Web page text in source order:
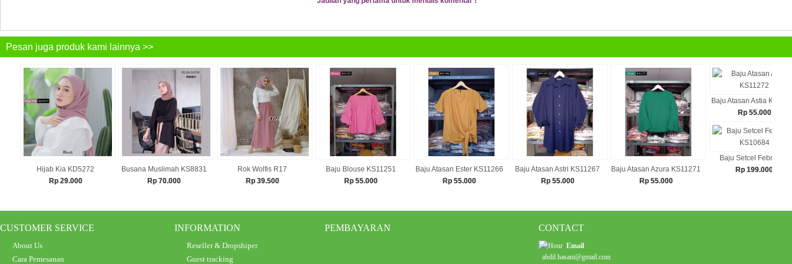
Pesan juga produk kami lainnya >>
Hijab Kia KD5272
Rp 29.000
Busana Muslimah KS8831
Rp 70.000
Rok Wolfis R17
Rp 39.500
Baju Blouse KS11251
Rp 55.000
Baju Atasan Ester KS11266
Rp 55.000
Baju Atasan Astri KS11267
Rp 55.000
Baju Atasan Azura KS11271
Rp 55.000
Baju Atasan Astia
Rp 55.000
Baju Setcel Febriani...
Rp 199.000
Baju Muslim KS8935
CUSTOMER SERVICE
About Us
Cara Pemesanan
INFORMATION
Reseller & Dropshiper
Guest tracking
PEMBAYARAN CONTACT
Email
abdil.hasani@gmail.com